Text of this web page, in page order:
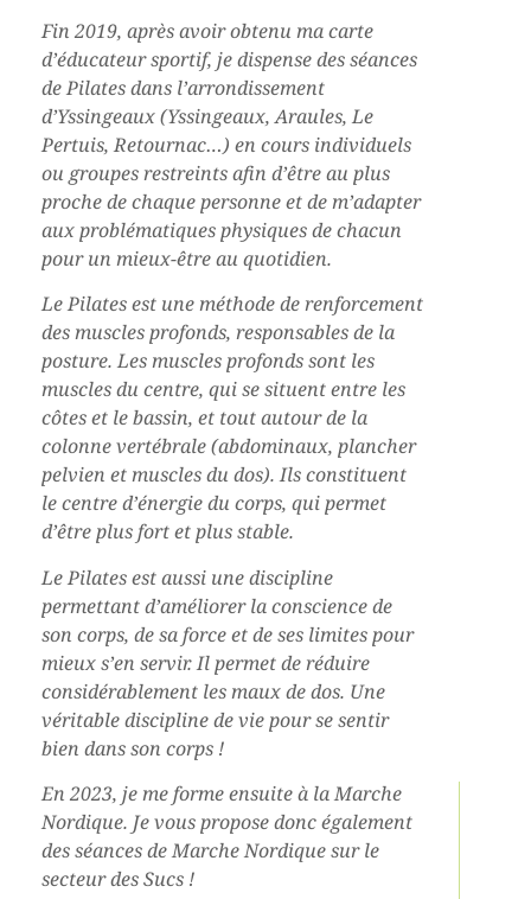
Fin 2019, après avoir obtenu ma carte
d’éducateur sportif, je dispense des séances
de Pilates dans l’arrondissement
d’Yssingeaux (Yssingeaux, Araules, Le
Pertuis, Retournac…) en cours individuels
ou groupes restreints afin d’être au plus
proche de chaque personne et de m’adapter
aux problématiques physiques de chacun
pour un mieux-être au quotidien.
Le Pilates est une méthode de renforcement
des muscles profonds, responsables de la
posture. Les muscles profonds sont les
muscles du centre, qui se situent entre les
côtes et le bassin, et tout autour de la
colonne vertébrale (abdominaux, plancher
pelvien et muscles du dos). Ils constituent
le centre d’énergie du corps, qui permet
d’être plus fort et plus stable.
Le Pilates est aussi une discipline
permettant d’améliorer la conscience de
son corps, de sa force et de ses limites pour
mieux s’en servir. Il permet de réduire
considérablement les maux de dos. Une
véritable discipline de vie pour se sentir
bien dans son corps !
En 2023, je me forme ensuite à la Marche
Nordique. Je vous propose donc également
des séances de Marche Nordique sur le
secteur des Sucs !